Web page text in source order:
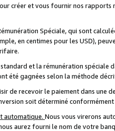
créer et vous fournir nos
Spéciale, qui sont
en centimes pour les USD),
et la rémunération spéciale
été gagnées selon la méthode
de recevoir le paiement dans une
soit déterminé
automatique. Nous vous virerons
aurez fourni le nom de votre